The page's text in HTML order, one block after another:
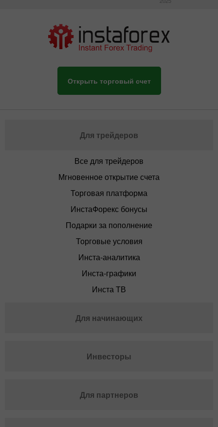
Открыть торговый счет
Для трейдеров
Все для трейдеров
Мгновенное открытие счета
Торговая платформа
ИнстаФорекс бонусы
Подарки за пополнение
Торговые условия
Инста-аналитика
Инста-графики
Инста ТВ
Для начинающих
Инвесторы
Для партнеров